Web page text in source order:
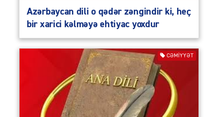
Azərbaycan dili o qədər zəngindir ki, heç
bir xarici kəlməyə ehtiyac yoxdur
CƏMIYYƏT